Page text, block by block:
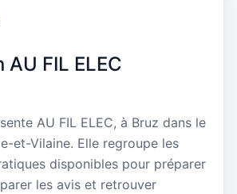
FIL ELEC
AU FIL ELEC, à Bruz dans le
et-Vilaine. Elle regroupe les
disponibles pour préparer
les avis et retrouver